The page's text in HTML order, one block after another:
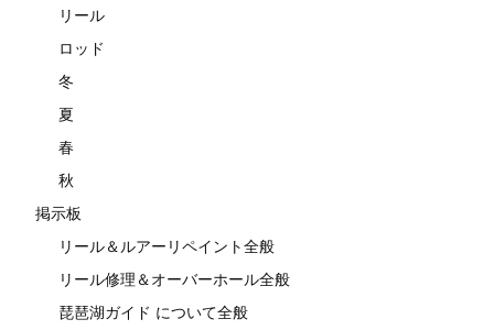
リール
ロッド
冬
夏
春
秋
掲示板
リール＆ルアーリペイント全般
リール修理＆オーバーホール全般
琵琶湖ガイド について全般